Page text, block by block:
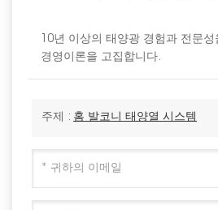
10년 이상의 태양광 경험과 전문성
경영이론을 고집합니다.
주제 : 홈 발코니 태양열 시스템